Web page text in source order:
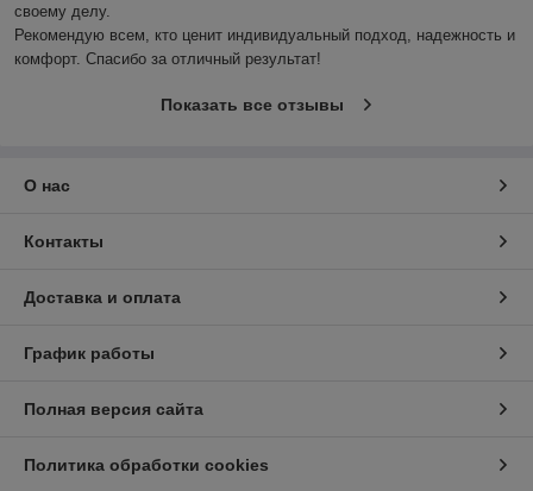
своему делу.
Рекомендую всем, кто ценит индивидуальный подход, надежность и
комфорт. Спасибо за отличный результат!
Показать все отзывы
О нас
Контакты
Доставка и оплата
График работы
Полная версия сайта
Политика обработки cookies